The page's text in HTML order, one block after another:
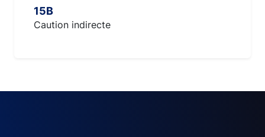
15B
Caution indirecte